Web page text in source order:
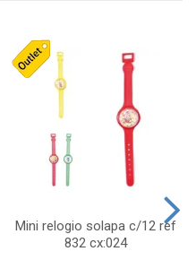
Mini relogio solapa c/12 ref
832 cx:024